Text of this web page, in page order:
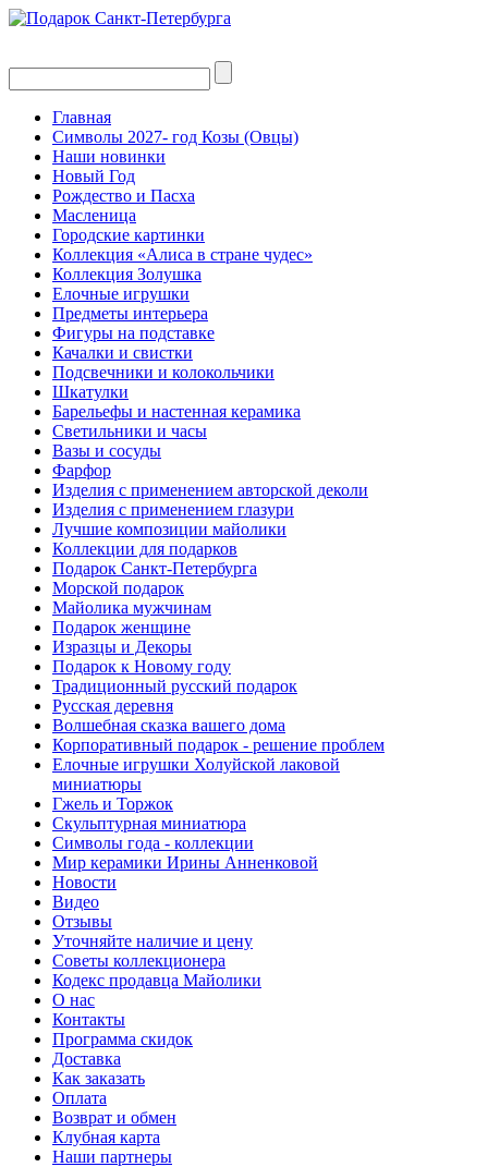
Главная
Символы 2027- год Козы (Овцы)
Наши новинки
Новый Год
Рождество и Пасха
Масленица
Городские картинки
Коллекция «Алиса в стране чудес»
Коллекция Золушка
Елочные игрушки
Предметы интерьера
Фигуры на подставке
Качалки и свистки
Подсвечники и колокольчики
Шкатулки
Барельефы и настенная керамика
Светильники и часы
Вазы и сосуды
Фарфор
Изделия с применением авторской деколи
Изделия с применением глазури
Лучшие композиции майолики
Коллекции для подарков
Подарок Санкт-Петербурга
Морской подарок
Майолика мужчинам
Подарок женщине
Изразцы и Декоры
Подарок к Новому году
Традиционный русский подарок
Русская деревня
Волшебная сказка вашего дома
Корпоративный подарок - решение проблем
Елочные игрушки Холуйской лаковой
миниатюры
Гжель и Торжок
Скульптурная миниатюра
Символы года - коллекции
Мир керамики Ирины Анненковой
Новости
Видео
Отзывы
Уточняйте наличие и цену
Советы коллекционера
Кодекс продавца Майолики
О нас
Контакты
Программа скидок
Доставка
Как заказать
Оплата
Возврат и обмен
Клубная карта
Наши партнеры